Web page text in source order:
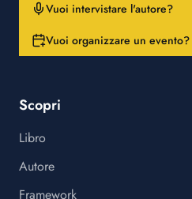
Vuoi intervistare l'autore?
Vuoi organizzare un evento?
Scopri
Libro
Autore
Framework